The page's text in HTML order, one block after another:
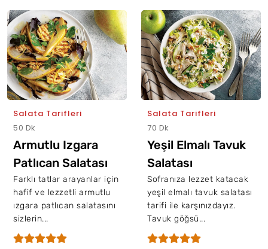
Salata Tarifleri
50 Dk
Armutlu Izgara
Patlıcan Salatası
Farklı tatlar arayanlar için
hafif ve lezzetli armutlu
ızgara patlıcan salatasını
sizlerin...
Salata Tarifleri
70 Dk
Yeşil Elmalı Tavuk
Salatası
Sofranıza lezzet katacak
yeşil elmalı tavuk salatası
tarifi ile karşınızdayız.
Tavuk göğsü...